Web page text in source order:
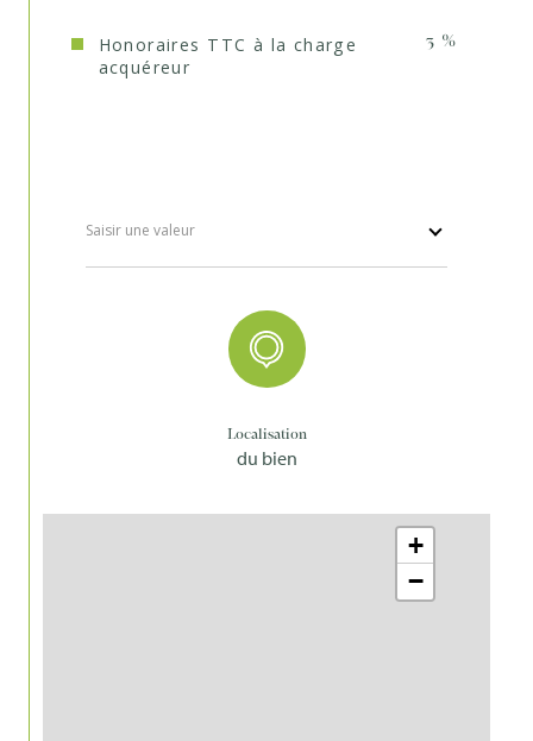
Honoraires TTC à la charge
acquéreur
3 %
Saisir une valeur
Localisation
du bien
+
−